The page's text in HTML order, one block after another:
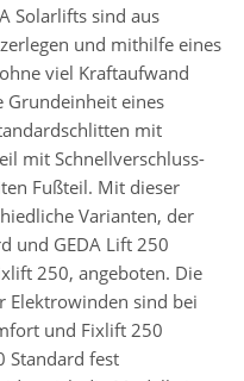
Solarlifts sind aus
und mithilfe eines
viel Kraftaufwand
Grundeinheit eines
mit
mit Schnellverschluss-
Fußteil. Mit dieser
Varianten, der
und GEDA Lift 250
250, angeboten. Die
Elektrowinden sind bei
und Fixlift 250
Standard fest